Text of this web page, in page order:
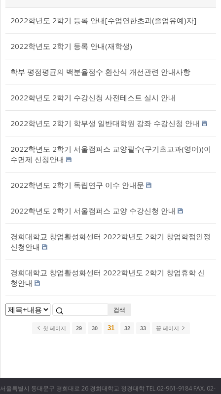
2022학년도 2학기 등록 안내[수업연한초과(졸업유예)자]
2022학년도 2학기 등록 안내(재학생)
학부 평점평균의 백분율점수 환산식 개선관련 안내사항
2022학년도 2학기 수강신청 사전테스트 실시 안내
2022학년도 2학기 학부생 일반대학원 강좌 수강신청 안내
2022학년도 2학기 서울캠퍼스 교양필수(구기초교과(영어))이
수면제 신청안내
2022학년도 2학기 독립연구 이수 안내문
2022학년도 2학기 서울캠퍼스 교양 수강신청 안내
경희대학교 창업활성화센터 2022학년도 2학기 창업학점인정
신청안내
경희대학교 창업활성화센터 2022학년도 2학기 창업휴학 신
청안내
검색
첫 페이지 29 30 31 32 33 끝 페이지
서울특별시 동대문구 경희대로 26 경희대학교 정경대학 TEL.02-961-9184 FAX. 02-